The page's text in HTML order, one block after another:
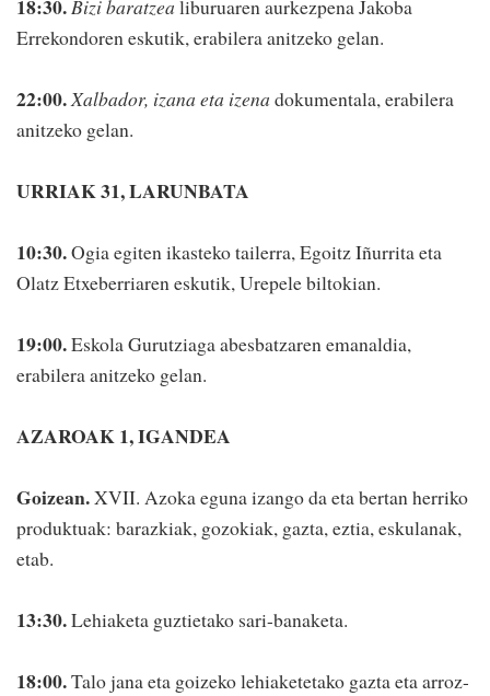
18:30.Bizi baratzea liburuaren aurkezpena Jakoba
Errekondoren eskutik, erabilera anitzeko gelan.
22:00.Xalbador, izana eta izena dokumentala, erabilera
anitzeko gelan.
URRIAK 31, LARUNBATA
10:30.Ogia egiten ikasteko tailerra, Egoitz Iñurrita eta
Olatz Etxeberriaren eskutik, Urepele biltokian.
19:00.Eskola Gurutziaga abesbatzaren emanaldia,
erabilera anitzeko gelan.
AZAROAK 1, IGANDEA
Goizean.XVII. Azoka eguna izango da eta bertan herriko
produktuak: barazkiak, gozokiak, gazta, eztia, eskulanak,
etab.
13:30.Lehiaketa guztietako sari-banaketa.
18:00.Talo jana eta goizeko lehiaketetako gazta eta arroz-